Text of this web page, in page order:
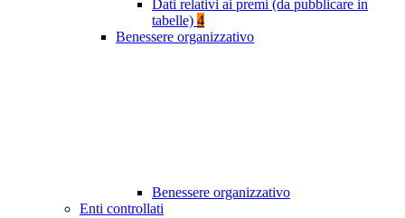
Dati relativi ai premi (da pubblicare in
tabelle) 4
Benessere organizzativo
Benessere organizzativo
Enti controllati